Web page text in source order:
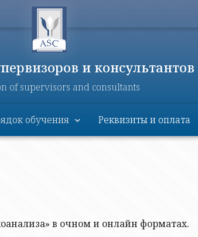
и консультантов
of supervisors and consultants
обучения Реквизиты и оплата
в очном и онлайн форматах.